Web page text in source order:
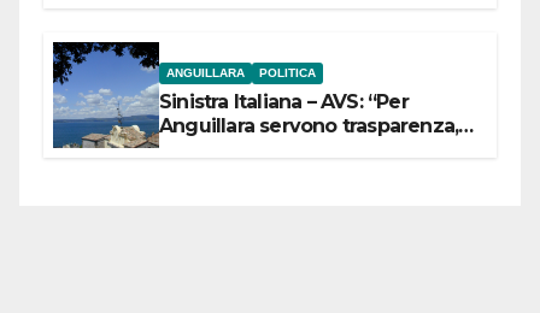
ANGUILLARA POLITICA
Sinistra Italiana – AVS: “Per
Anguillara servono trasparenza,